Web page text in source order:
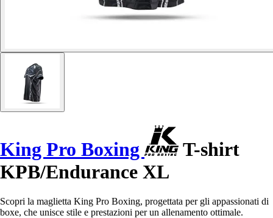
King Pro Boxing
T-shirt
KPB/Endurance XL
Scopri la maglietta King Pro Boxing, progettata per gli appassionati di
boxe, che unisce stile e prestazioni per un allenamento ottimale.